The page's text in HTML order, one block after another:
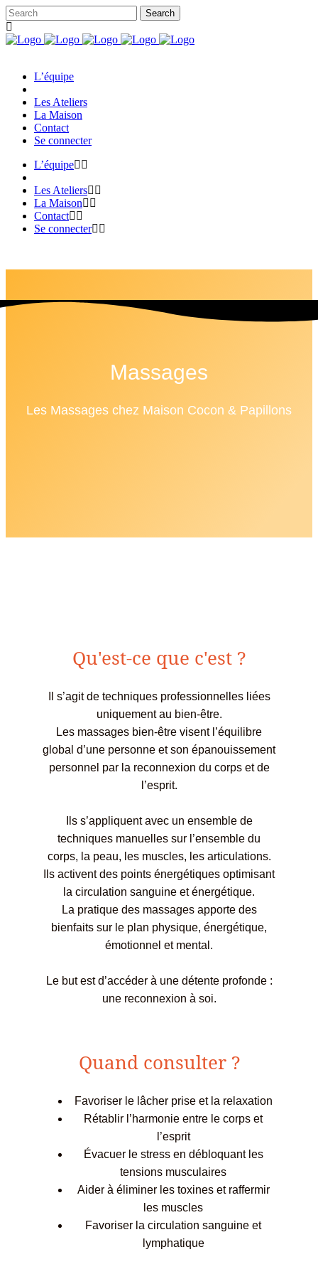
L’équipe
Les Ateliers
La Maison
Contact
Se connecter
L’équipe
Les Ateliers
La Maison
Contact
Se connecter
Massages
Les Massages chez Maison Cocon & Papillons
Qu'est-ce que c'est ?
Il s’agit de techniques professionnelles liées
uniquement au bien-être.
Les massages bien-être visent l’équilibre
global d’une personne et son épanouissement
personnel par la reconnexion du corps et de
l’esprit.
Ils s’appliquent avec un ensemble de
techniques manuelles sur l’ensemble du
corps, la peau, les muscles, les articulations.
Ils activent des points énergétiques optimisant
la circulation sanguine et énergétique.
La pratique des massages apporte des
bienfaits sur le plan physique, énergétique,
émotionnel et mental.
Le but est d’accéder à une détente profonde :
une reconnexion à soi.
Quand consulter ?
Favoriser le lâcher prise et la relaxation
Rétablir l’harmonie entre le corps et
l’esprit
Évacuer le stress en débloquant les
tensions musculaires
Aider à éliminer les toxines et raffermir
les muscles
Favoriser la circulation sanguine et
lymphatique